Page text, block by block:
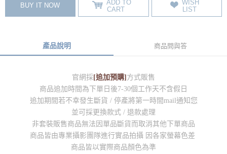
BUY IT NOW
ADD TO
CART
WISH
LIST
產品說明 商品問與答
官網採[追加預購]方式販售
商品追加時間為下單日後7-30個工作天不含假日
追加期間若不幸發生斷貨 / 停產將第一時間mail通知您
並可採更換款式 / 退款處理
非套裝販售商品無法因單品斷貨而取消其他下單商品
商品皆由專業攝影團隊進行實品拍攝 因各家螢幕色差
商品皆以實際商品顏色為準